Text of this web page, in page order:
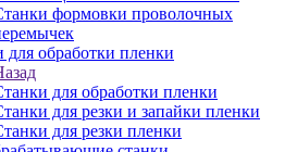
формовки проволочных
для обработки пленки
для обработки пленки
для резки и запайки пленки
для резки пленки